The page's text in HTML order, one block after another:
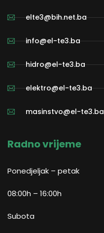
elte3@bih.net.ba
info@el-te3.ba
hidro@el-te3.ba
elektro@el-te3.ba
masinstvo@el-te3.ba
Radno vrijeme
Ponedjeljak – petak
08:00h – 16:00h
Subota